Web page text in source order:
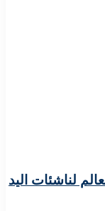
لناشئات اليد